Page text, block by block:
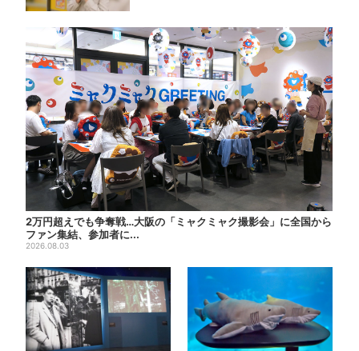
2万円超えでも争奪戦…大阪の「ミャクミャク撮影会」に全国から
ファン集結、参加者に...
2026.08.03